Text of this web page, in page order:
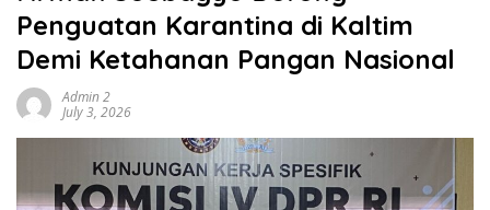
Penguatan Karantina di Kaltim
Demi Ketahanan Pangan Nasional
Admin 2
July 3, 2026